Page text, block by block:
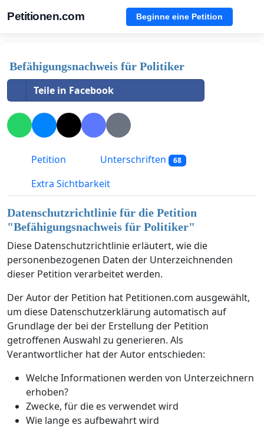
Petitionen.com Beginne eine Petition
Befähigungsnachweis für Politiker
Teile in Facebook
Petition Unterschriften 68
Extra Sichtbarkeit
Datenschutzrichtlinie für die Petition
"Befähigungsnachweis für Politiker"
Diese Datenschutzrichtlinie erläutert, wie die
personenbezogenen Daten der Unterzeichnenden
dieser Petition verarbeitet werden.
Der Autor der Petition hat Petitionen.com ausgewählt,
um diese Datenschutzerklärung automatisch auf
Grundlage der bei der Erstellung der Petition
getroffenen Auswahl zu generieren. Als
Verantwortlicher hat der Autor entschieden:
Welche Informationen werden von Unterzeichnern
erhoben?
Zwecke, für die es verwendet wird
Wie lange es aufbewahrt wird